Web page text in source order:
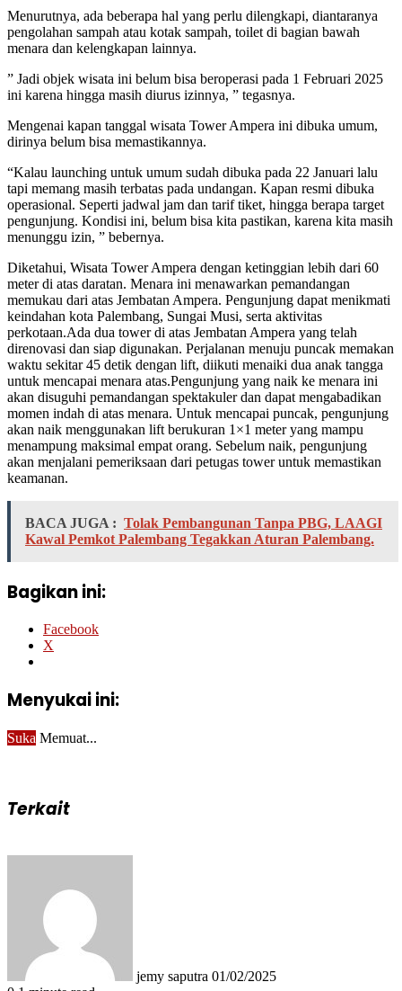
Menurutnya, ada beberapa hal yang perlu dilengkapi, diantaranya
pengolahan sampah atau kotak sampah, toilet di bagian bawah
menara dan kelengkapan lainnya.
” Jadi objek wisata ini belum bisa beroperasi pada 1 Februari 2025
ini karena hingga masih diurus izinnya, ” tegasnya.
Mengenai kapan tanggal wisata Tower Ampera ini dibuka umum,
dirinya belum bisa memastikannya.
“Kalau launching untuk umum sudah dibuka pada 22 Januari lalu
tapi memang masih terbatas pada undangan. Kapan resmi dibuka
operasional. Seperti jadwal jam dan tarif tiket, hingga berapa target
pengunjung. Kondisi ini, belum bisa kita pastikan, karena kita masih
menunggu izin, ” bebernya.
Diketahui, Wisata Tower Ampera dengan ketinggian lebih dari 60
meter di atas daratan. Menara ini menawarkan pemandangan
memukau dari atas Jembatan Ampera. Pengunjung dapat menikmati
keindahan kota Palembang, Sungai Musi, serta aktivitas
perkotaan.Ada dua tower di atas Jembatan Ampera yang telah
direnovasi dan siap digunakan. Perjalanan menuju puncak memakan
waktu sekitar 45 detik dengan lift, diikuti menaiki dua anak tangga
untuk mencapai menara atas.Pengunjung yang naik ke menara ini
akan disuguhi pemandangan spektakuler dan dapat mengabadikan
momen indah di atas menara. Untuk mencapai puncak, pengunjung
akan naik menggunakan lift berukuran 1×1 meter yang mampu
menampung maksimal empat orang. Sebelum naik, pengunjung
akan menjalani pemeriksaan dari petugas tower untuk memastikan
keamanan.
BACA JUGA : Tolak Pembangunan Tanpa PBG, LAAGI
Kawal Pemkot Palembang Tegakkan Aturan Palembang.
Bagikan ini:
Facebook
X
Menyukai ini:
Suka Memuat...
Terkait
jemy saputra 01/02/2025